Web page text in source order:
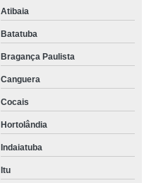
Atibaia
Batatuba
Bragança Paulista
Canguera
Cocais
Hortolândia
Indaiatuba
Itu